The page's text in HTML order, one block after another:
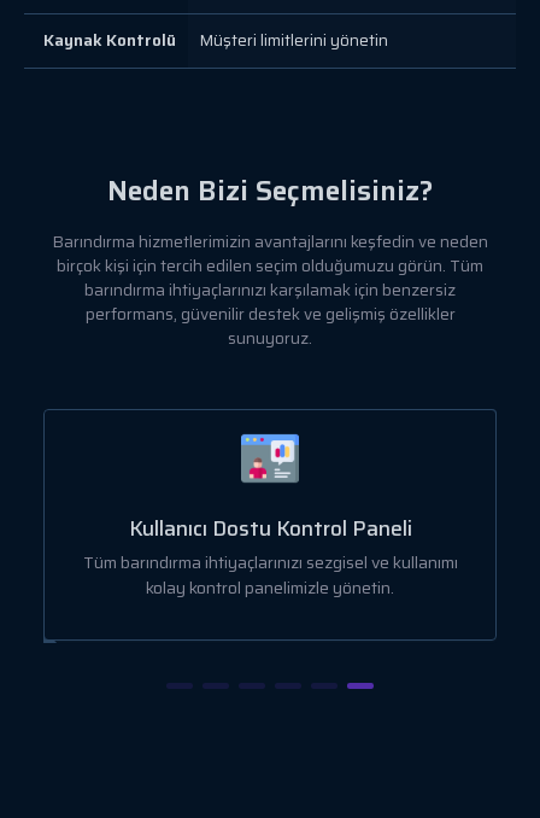
Kaynak Kontrolü Müşteri limitlerini yönetin
Neden Bizi Seçmelisiniz?
Barındırma hizmetlerimizin avantajlarını keşfedin ve neden
birçok kişi için tercih edilen seçim olduğumuzu görün. Tüm
barındırma ihtiyaçlarınızı karşılamak için benzersiz
performans, güvenilir destek ve gelişmiş özellikler
sunuyoruz.
Kullanıcı Dostu Kontrol Paneli
Tüm barındırma ihtiyaçlarınızı sezgisel ve kullanımı
kolay kontrol panelimizle yönetin.